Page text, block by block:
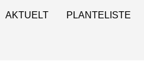
AKTUELT PLANTELISTE